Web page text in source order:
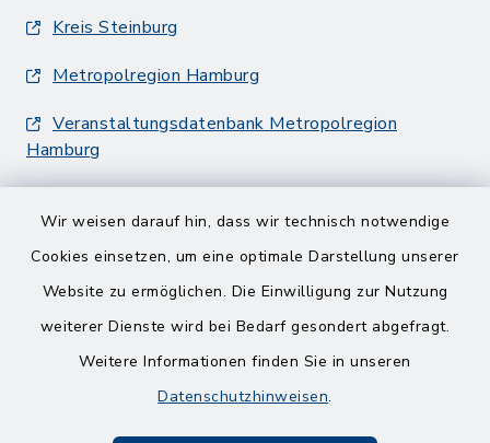
Wir weisen darauf hin, dass wir technisch notwendige
Cookies einsetzen, um eine optimale Darstellung unserer
Website zu ermöglichen. Die Einwilligung zur Nutzung
weiterer Dienste wird bei Bedarf gesondert abgefragt.
Weitere Informationen finden Sie in unseren
Datenschutzhinweisen.
Kreis Steinburg
Metropolregion Hamburg
Veranstaltungsdatenbank Metropolregion
Hamburg
Barrierefreiheit